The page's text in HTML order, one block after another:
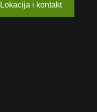
Lokacija i kontakt